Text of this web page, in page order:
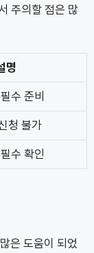
주의할 점은 많
명
수 준비
청 불가
수 확인
은 도움이 되었